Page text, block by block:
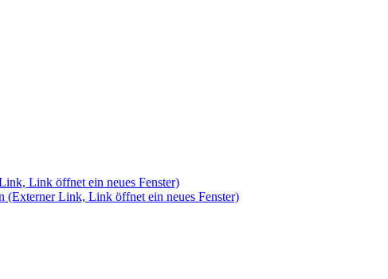
Link öffnet ein neues Fenster)
(Externer Link, Link öffnet ein neues Fenster)